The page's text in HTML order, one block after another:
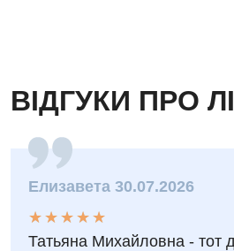
Судинна хірургія
Терапевтичне відділення
Терапія
ВІДГУКИ ПРО
Елизавета 30.07.2026
★
★
★
★
★
★ ★ ★ ★ ★
Татьяна Михайловна - тот